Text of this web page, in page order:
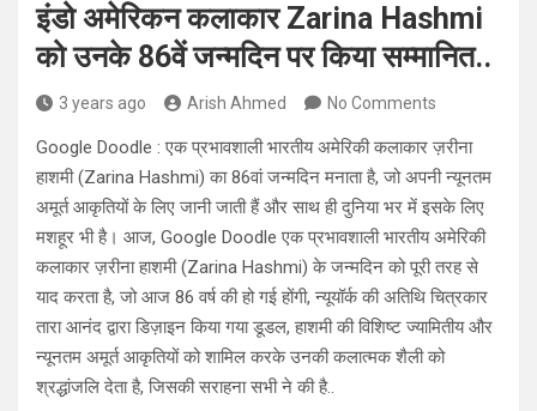
इंडो अमेरिकन कलाकार Zarina Hashmi
को उनके 86वें जन्मदिन पर किया सम्मानित..
3 years ago Arish Ahmed No Comments
Google Doodle : एक प्रभावशाली भारतीय अमेरिकी कलाकार ज़रीना
हाशमी (Zarina Hashmi) का 86वां जन्मदिन मनाता है, जो अपनी न्यूनतम
अमूर्त आकृतियों के लिए जानी जाती हैं और साथ ही दुनिया भर में इसके लिए
मशहूर भी है। आज, Google Doodle एक प्रभावशाली भारतीय अमेरिकी
कलाकार ज़रीना हाशमी (Zarina Hashmi) के जन्मदिन को पूरी तरह से
याद करता है, जो आज 86 वर्ष की हो गई होंगी, न्यूयॉर्क की अतिथि चित्रकार
तारा आनंद द्वारा डिज़ाइन किया गया डूडल, हाशमी की विशिष्ट ज्यामितीय और
न्यूनतम अमूर्त आकृतियों को शामिल करके उनकी कलात्मक शैली को
श्रद्धांजलि देता है, जिसकी सराहना सभी ने की है..